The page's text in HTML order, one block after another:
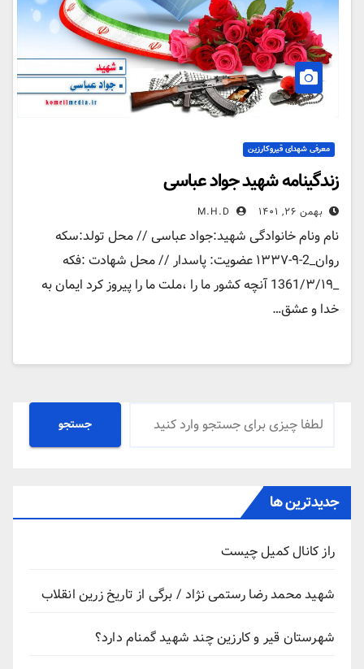
معرفی شهدای قیروکارزین
زندگینامه شهید جواد عباسی
بهمن ۲۶, ۱۴۰۱
نام ونام خانوادگی شهید:جواد عباسی // محل تولد:سکه
روان_2-۹-۱۳۳۷ عضویت: پاسدار // محل شهادت :فکه
_1361/۳/۱۹ آنچه کشور ما را ،ملت ما را پیروز کرد ایمان به
خدا و عشق…
جستجو جستجو
جدیدترین ها
راز کانال کمیل چیست
شهید محمد رضا رستمی نژاد / برگی از تاریخ زرین انقلاب
شهرستان قیر و کارزین چند شهید گمنام دارد؟